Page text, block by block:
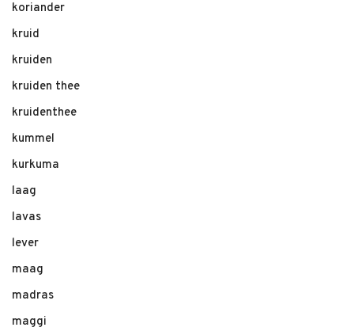
koriander
kruid
kruiden
kruiden thee
kruidenthee
kummel
kurkuma
laag
lavas
lever
maag
madras
maggi